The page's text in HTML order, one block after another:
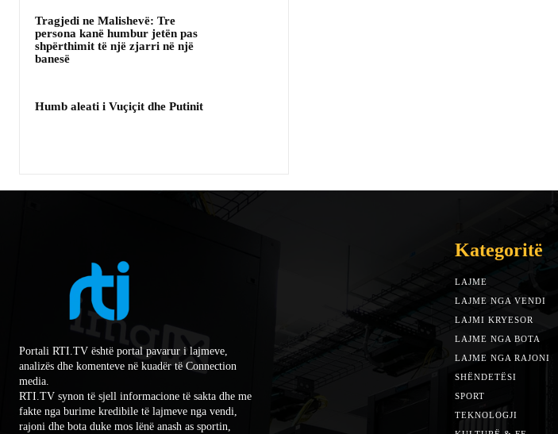
Tragjedi ne Malishevë: Tre
persona kanë humbur jetën pas
shpërthimit të një zjarri në një
banesë
Humb aleati i Vuçiçit dhe Putinit
Portali RTI.TV është portal pavarur i lajmeve,
analizës dhe komenteve në kuadër të Connection
media.
RTI.TV synon të sjell informacione të sakta dhe me
fakte nga burime kredibile të lajmeve nga vendi,
rajoni dhe bota duke mos lënë anash as sportin,
Kategoritë
LAJME
LAJME NGA VENDI
LAJMI KRYESOR
LAJME NGA BOTA
LAJME NGA RAJONI
SHËNDETËSI
SPORT
TEKNOLOGJI